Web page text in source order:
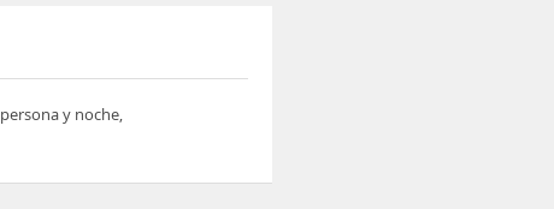
y noche,